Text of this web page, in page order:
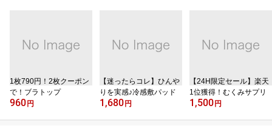
1枚790円！2枚クーポン
で！ブラトップ
960 円
【迷ったらコレ】ひんや
りを実感♪冷感敷パッド
1,680 円
【24H限定セール】楽天
1位獲得！むくみサプリ
1,500 円